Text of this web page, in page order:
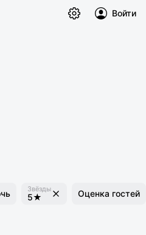
Войти
Звёзды
5★ Оценка гостей